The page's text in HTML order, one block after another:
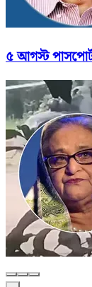
৫ আগস্ট